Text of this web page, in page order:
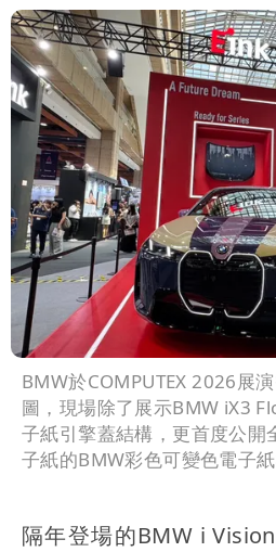
BMW於COMPUTEX 2026展
圖，現場除了展示BMW iX3
子紙引擎蓋結構，更首度公開
子紙的BMW彩色可變色電子
隔年登場的BMW i